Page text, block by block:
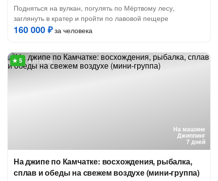
Подняться на вулкан, погулять по Мёртвому лесу,
заглянуть в кратер и пройти по лавовой пещере
160 000 ₽за человека
На машине
Джиппинг
7 дней
4 отзыва
На джипе по Камчатке: восхождения, рыбалка,
сплав и обеды на свежем воздухе (мини-группа)